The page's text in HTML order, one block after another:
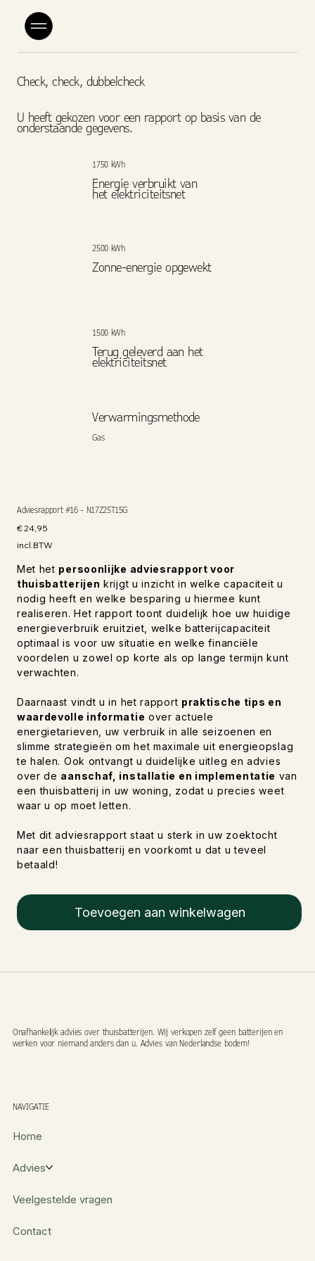
Check, check, dubbelcheck
U heeft gekozen voor een rapport op basis van de
onderstaande gegevens.
1750 kWh
Energie verbruikt van
het elektriciteitsnet
2500 kWh
Zonne-energie opgewekt
1500 kWh
Terug geleverd aan het
elektriciteitsnet
Gas
Verwarmingsmethode
Adviesrapport #16 - N17Z25T15G
Prijs
€ 24,95
incl.BTW
Met het persoonlijke adviesrapport voor
thuisbatterijen krijgt u inzicht in welke capaciteit u
nodig heeft en welke besparing u hiermee kunt
realiseren. Het rapport toont duidelijk hoe uw huidige
energieverbruik eruitziet, welke batterijcapaciteit
optimaal is voor uw situatie en welke financiële
voordelen u zowel op korte als op lange termijn kunt
verwachten.
Daarnaast vindt u in het rapport praktische tips en
waardevolle informatie over actuele
energietarieven, uw verbruik in alle seizoenen en
slimme strategieën om het maximale uit energieopslag
te halen. Ook ontvangt u duidelijke uitleg en advies
over de aanschaf, installatie en implementatie van
een thuisbatterij in uw woning, zodat u precies weet
waar u op moet letten.
Met dit adviesrapport staat u sterk in uw zoektocht
naar een thuisbatterij en voorkomt u dat u teveel
betaald!
Toevoegen aan winkelwagen
NAVIGATIE
Onafhankelijk advies over thuisbatterijen. Wij verkopen zelf geen batterijen en
werken voor niemand anders dan u. Advies van Nederlandse bodem!
Home
Advies
Veelgestelde vragen
Contact